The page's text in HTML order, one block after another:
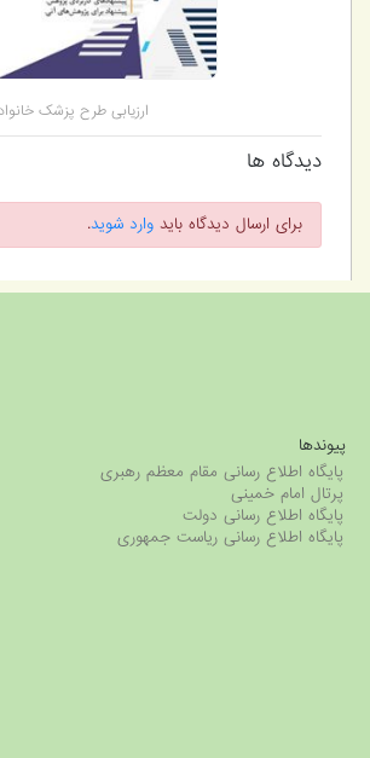
ارزیابی طرح پزشک
دیدگاه ها
برای ارسال دیدگاه باید وارد شوید.
پیوندها
پایگاه اطلاع رسانی مقام معظم رهبری
پرتال امام خمینی
پایگاه اطلاع رسانی دولت
پایگاه اطلاع رسانی ریاست جمهوری